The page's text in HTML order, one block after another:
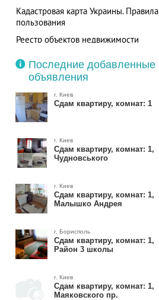
Кадастровая карта Украины. Правила
пользования
Реестр объектов недвижимости
доступен в режиме онлайн
Последние добавленные
объявления
г. Киев
Сдам квартиру, комнат: 1
г. Киев
Сдам квартиру, комнат: 1,
Чудновського
г. Киев
Сдам квартиру, комнат: 1,
Малышко Андрея
г. Борисполь
Сдам квартиру, комнат: 1,
Район 3 школы
г. Киев
Сдам квартиру, комнат: 1,
Маяковского пр.